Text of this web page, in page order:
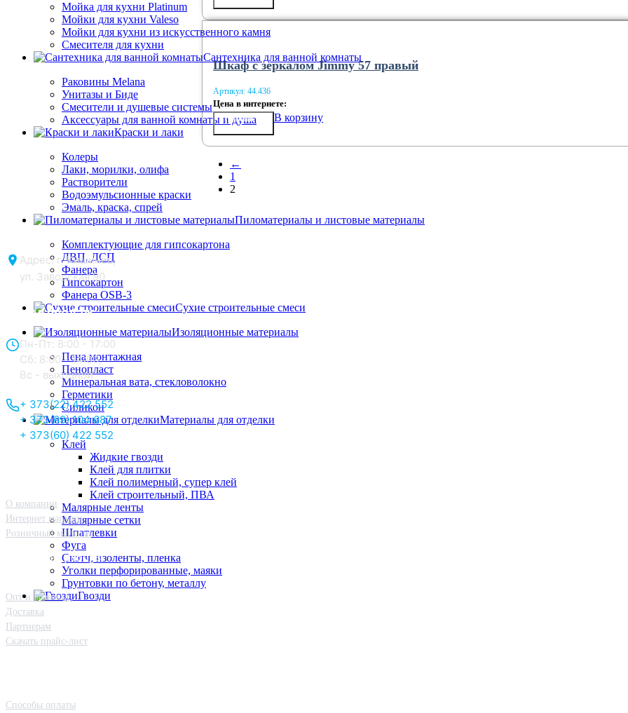
Мойка для кухни Platinum
Мойки для кухни Valeso
Мойки для кухни из искусственного камня
Смесителя для кухни
Сантехника для ванной комнаты
Раковины Melana
Унитазы и Биде
Смесители и душевые системы
Аксессуары для ванной комнаты и душа
Краски и лаки
Колеры
Лаки, морилки, олифа
Растворители
Водоэмульсионные краски
Эмаль, краска, спрей
Пиломатериалы и листовые материалы
Комплектующие для гипсокартона
ДВП, ДСП
Фанера
Гипсокартон
Фанера OSB-3
Сухие строительные смеси
Изоляционные материалы
Пена монтажная
Пенопласт
Минеральная вата, стекловолокно
Герметики
Силикон
Материалы для отделки
Клей
Жидкие гвозди
Клей для плитки
Клей полимерный, супер клей
Клей строительный, ПВА
Малярные ленты
Малярные сетки
Шпатлевки
Фуга
Скотч, изоленты, пленка
Уголки перфорированные, маяки
Грунтовки по бетону, металлу
Гвозди
Шкаф с зеркалом Jimmy 57 правый
Артикул: 44.436
Цена в интернете:
Купить в
1 клик
В корзину
←
1
2
Адрес: г. Кишинёв,
ул. Заводская 90
Отдел продаж:
Пн-Пт: 8:00 - 17:00
Сб: 8:00 - 14:00,
Вс - выходной
+ 373(22) 422 552
+ 373(69) 104 687
+ 373(60) 422 552
О компании
Интернет магазин
Розничный магазин
Принципы работы
Опт и розница
Доставка
Партнерам
Скачать прайс-лист
Способы оплаты